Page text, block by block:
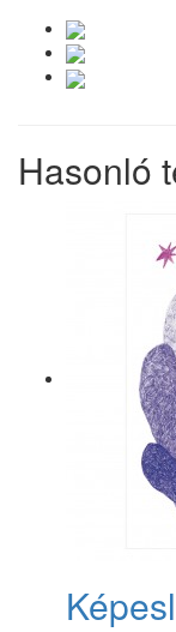
Hasonló